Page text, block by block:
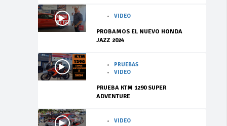
VIDEO
PROBAMOS EL NUEVO HONDA
JAZZ 2024
PRUEBAS
VIDEO
PRUEBA KTM 1290 SUPER
ADVENTURE
VIDEO